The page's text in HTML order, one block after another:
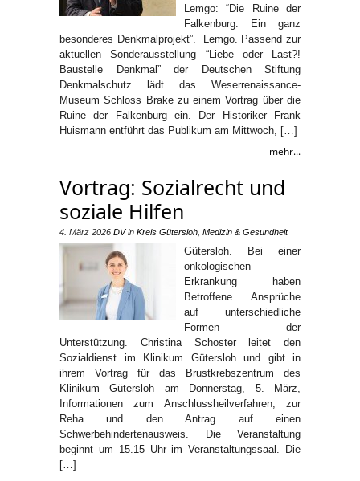
Lemgo: “Die Ruine der
Falkenburg. Ein ganz
besonderes Denkmalprojekt”. Lemgo. Passend zur
aktuellen Sonderausstellung “Liebe oder Last?!
Baustelle Denkmal” der Deutschen Stiftung
Denkmalschutz lädt das Weserrenaissance-
Museum Schloss Brake zu einem Vortrag über die
Ruine der Falkenburg ein. Der Historiker Frank
Huismann entführt das Publikum am Mittwoch, […]
mehr...
Vortrag: Sozialrecht und
soziale Hilfen
4. März 2026 DVin Kreis Gütersloh Medizin & Gesundheit
Gütersloh. Bei einer
onkologischen
Erkrankung haben
Betroffene Ansprüche
auf unterschiedliche
Formen der
Unterstützung. Christina Schoster leitet den
Sozialdienst im Klinikum Gütersloh und gibt in
ihrem Vortrag für das Brustkrebszentrum des
Klinikum Gütersloh am Donnerstag, 5. März,
Informationen zum Anschlussheilverfahren, zur
Reha und den Antrag auf einen
Schwerbehindertenausweis. Die Veranstaltung
beginnt um 15.15 Uhr im Veranstaltungssaal. Die
[…]